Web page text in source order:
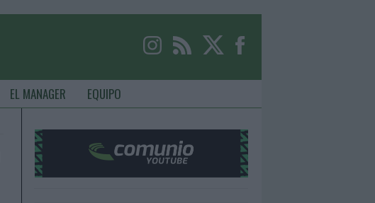
EL MANAGER EQUIPO